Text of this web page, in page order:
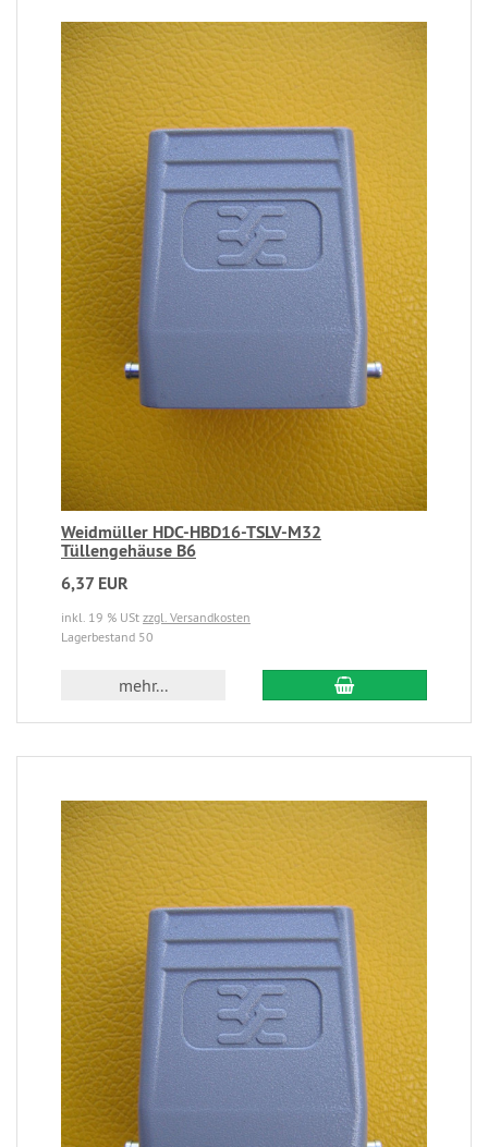
Weidmüller HDC-HBD16-TSLV-M32
Tüllengehäuse B6
6,37 EUR
inkl. 19 % USt zzgl. Versandkosten
Lagerbestand 50
mehr...